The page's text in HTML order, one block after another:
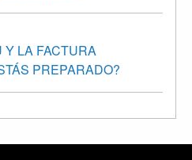
Y LA FACTURA
PREPARADO?